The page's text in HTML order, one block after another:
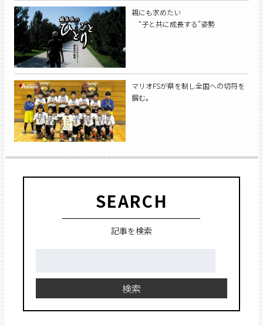
親にも求めたい
“子と共に成長する”姿勢
マリオFSが県を制し全国への切符を
掴む。
SEARCH
記事を検索
検索